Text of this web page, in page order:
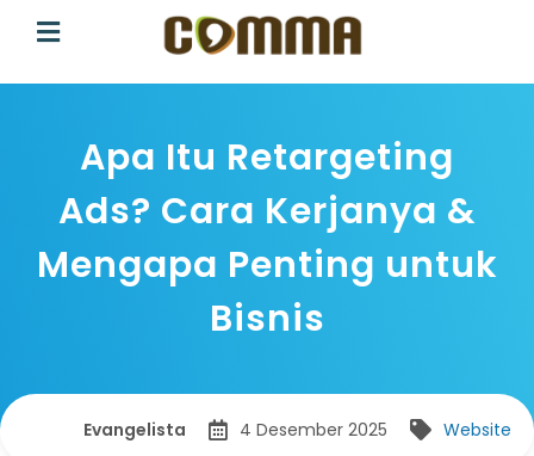
Apa Itu Retargeting
Ads? Cara Kerjanya &
Mengapa Penting untuk
Bisnis
Evangelista 4 Desember 2025 Website